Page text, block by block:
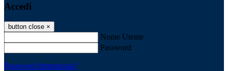
Accedi
button close ×
Nome Utente
Password
Password dimenticata?